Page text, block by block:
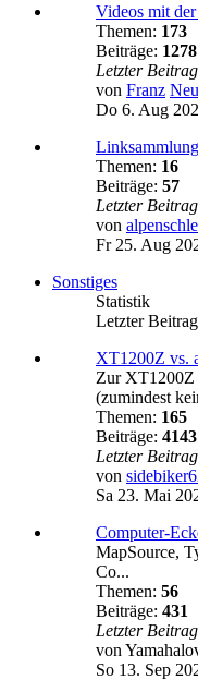
Videos mit
Themen: 173
Beiträge: 1278
Letzter Beitrag
von Franz
Do 6. Aug
Themen: 16
Beiträge: 57
Letzter Beitrag
von
Fr 25. Aug
Sonstiges
Statistik
Letzter Beitrag
XT1200Z vs.
Zur XT1200Z
(zumindest
Themen: 165
Beiträge: 4143
Letzter Beitrag
von
Sa 23. Mai
Computer-
MapSource,
Co...
Themen: 56
Beiträge: 431
Letzter Beitrag
von
So 13. Sep